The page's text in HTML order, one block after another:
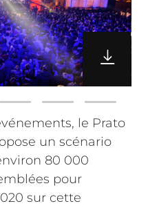
le Prato
un scénario
80 000
pour
sur cette